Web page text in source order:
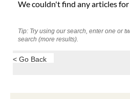
We couldn't find any articles
Tip: Try using our search, enter one or
search (more results).
< Go Back